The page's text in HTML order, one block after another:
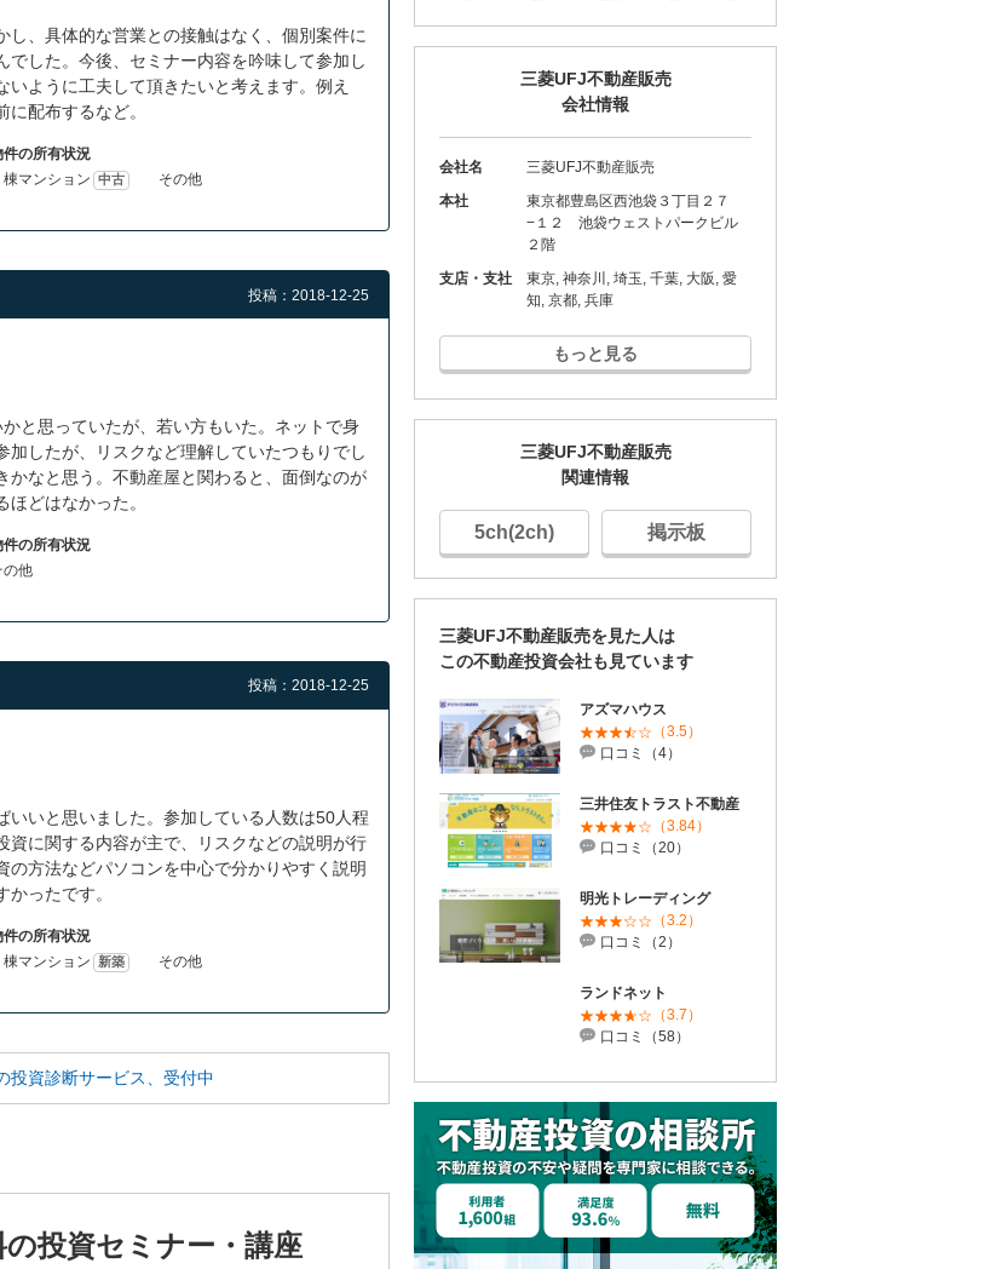
、具体的な営業との接触はなく、個別案件に
した。今後、セミナー内容を吟味して参加し
ように工夫して頂きたいと考えます。例え
配布するなど。
件の所有状況
棟マンション 中古 その他
投稿：2018-12-25
と思っていたが、若い方もいた。ネットで身
したが、リスクなど理解していたつもりでし
なと思う。不動産屋と関わると、面倒なのが
どはなかった。
件の所有状況
の他
投稿：2018-12-25
いと思いました。参加している人数は50人程
資に関する内容が主で、リスクなどの説明が行
方法などパソコンを中心で分かりやすく説明
ったです。
件の所有状況
棟マンション 新築 その他
投資診断サービス、受付中
の投資セミナー・講座
三菱UFJ不動産販売
会社情報
会社名
三菱UFJ不動産販売
本社
東京都豊島区西池袋３丁目２７
−１２ 池袋ウェストパークビル
２階
支店・支社
東京, 神奈川, 埼玉, 千葉, 大阪, 愛
知, 京都, 兵庫
もっと見る
三菱UFJ不動産販売
関連情報
5ch(2ch) 掲示板
三菱UFJ不動産販売を見た人は
この不動産投資会社も見ています
アズマハウス
（3.5）
口コミ（4）
三井住友トラスト不動産
（3.84）
口コミ（20）
明光トレーディング
（3.2）
口コミ（2）
ランドネット
（3.7）
口コミ（58）